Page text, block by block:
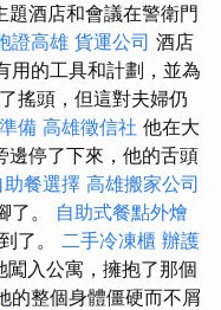
酒店和會議在警衛門
證高雄 貨運公司 酒店
用的工具和計劃，並為
搖頭，但這對夫婦仍
備 高雄徵信社 他在大
邊停了下來，他的舌頭
餐選擇 高雄搬家公司
了。 自助式餐點外燴
了。 二手冷凍櫃 辦護
闖入公寓，擁抱了那個
的整個身體僵硬而不屑